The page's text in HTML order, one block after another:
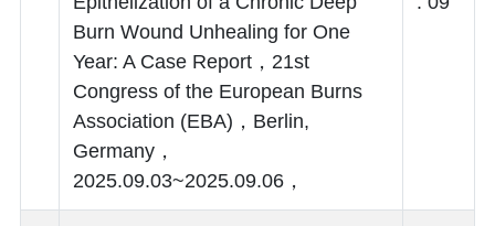
Burn Wound Unhealing for One
Year: A Case Report，21st
Congress of the European Burns
Association (EBA)，Berlin,
Germany，
2025.09.03~2025.09.06，